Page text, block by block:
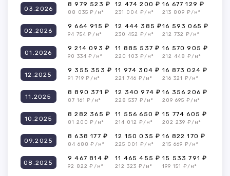
03.2026
8 979 523 ₽
88 035 ₽/м²
12 474 200 ₽
231 004 ₽/м²
16 677 129 ₽
213 809 ₽/м²
02.2026
9 664 915 ₽
94 754 ₽/м²
12 444 385 ₽
230 452 ₽/м²
16 593 065 ₽
212 732 ₽/м²
01.2026
9 214 093 ₽
90 334 ₽/м²
11 885 537 ₽
220 103 ₽/м²
16 570 905 ₽
212 448 ₽/м²
12.2025
9 355 353 ₽
91 719 ₽/м²
11 974 304 ₽
221 746 ₽/м²
16 873 024 ₽
216 321 ₽/м²
11.2025
8 890 371 ₽
87 161 ₽/м²
12 340 974 ₽
228 537 ₽/м²
16 356 206 ₽
209 695 ₽/м²
10.2025
8 282 365 ₽
81 200 ₽/м²
11 556 650 ₽
214 012 ₽/м²
15 774 605 ₽
202 239 ₽/м²
09.2025
8 638 177 ₽
84 688 ₽/м²
12 150 035 ₽
225 001 ₽/м²
16 822 170 ₽
215 669 ₽/м²
08.2025
9 467 814 ₽
92 822 ₽/м²
11 465 455 ₽
212 323 ₽/м²
15 533 791 ₽
199 151 ₽/м²